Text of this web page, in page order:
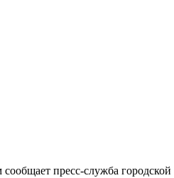
пресс-служба